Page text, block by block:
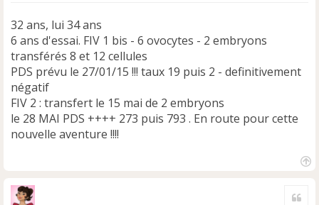
32 ans, lui 34 ans
6 ans d'essai. FIV 1 bis - 6 ovocytes - 2 embryons
transférés 8 et 12 cellules
PDS prévu le 27/01/15 !!! taux 19 puis 2 - definitivement
négatif
FIV 2 : transfert le 15 mai de 2 embryons
le 28 MAI PDS ++++ 273 puis 793 . En route pour cette
nouvelle aventure !!!!